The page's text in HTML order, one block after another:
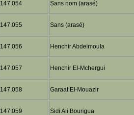
147.054 Sans nom (arasé)
147.055 Sans (arasé)
147.056 Henchir Abdelmoula
147.057 Henchir El-Mchergui
147.058 Garaat El-Mouazir
147.059 Sidi Ali Bourigua